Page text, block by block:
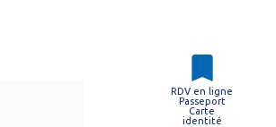
RDV en ligne
Passeport
Carte
identité